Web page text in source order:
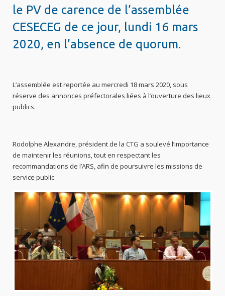
le PV de carence de l’assemblée
CESECEG de ce jour, lundi 16 mars
2020, en l’absence de quorum.
L’assemblée est reportée au mercredi 18 mars 2020, sous
réserve des annonces préfectorales liées à l’ouverture des lieux
publics.
Rodolphe Alexandre, président de la CTG a soulevé l’importance
de maintenir les réunions, tout en respectant les
recommandations de l’ARS, afin de poursuivre les missions de
service public.
Previo
Next